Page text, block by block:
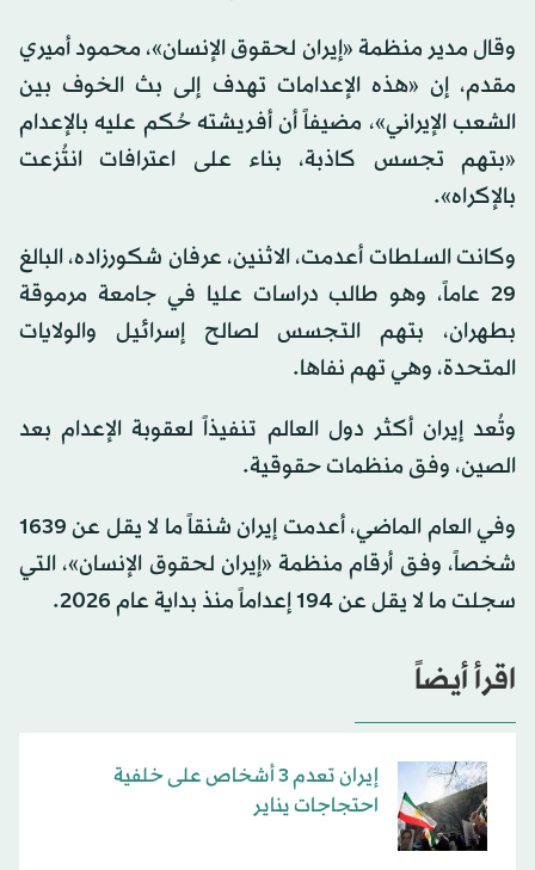
وقال مدير منظمة «إيران لحقوق الإنسان»، محمود أميري
مقدم، إن «هذه الإعدامات تهدف إلى بث الخوف بين
الشعب الإيراني»، مضيفاً أن أفريشته حُكم عليه بالإعدام
«بتهم تجسس كاذبة، بناء على اعترافات انتُزعت
بالإكراه».
وكانت السلطات أعدمت، الاثنين، عرفان شكورزاده، البالغ
29 عاماً، وهو طالب دراسات عليا في جامعة مرموقة
بطهران، بتهم التجسس لصالح إسرائيل والولايات
المتحدة، وهي تهم نفاها.
وتُعد إيران أكثر دول العالم تنفيذاً لعقوبة الإعدام بعد
الصين، وفق منظمات حقوقية.
وفي العام الماضي، أعدمت إيران شنقاً ما لا يقل عن 1639
شخصاً، وفق أرقام منظمة «إيران لحقوق الإنسان»، التي
سجلت ما لا يقل عن 194 إعداماً منذ بداية عام 2026.
اقرأ أيضاً
إيران تعدم 3 أشخاص على خلفية
احتجاجات يناير